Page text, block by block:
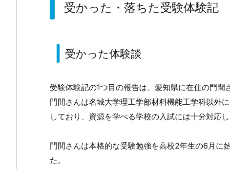
受かった・落ちた受験体験記
受かった体験談
受験体験記の1つ目の報告は、愛知県に在住の門間
門間さんは名城大学理工学部材料機能工学科以外
しており、資源を学べる学校の入試には十分対応し
門間さんは本格的な受験勉強を高校2年生の6月に
た。